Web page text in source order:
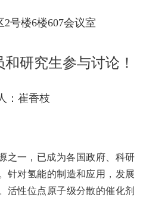
号楼6楼607会议室
研究生参与讨论！
：崔香枝
之一，已成为各国政府、科研
针对氢能的制造和应用，发展
活性位点原子级分散的催化剂